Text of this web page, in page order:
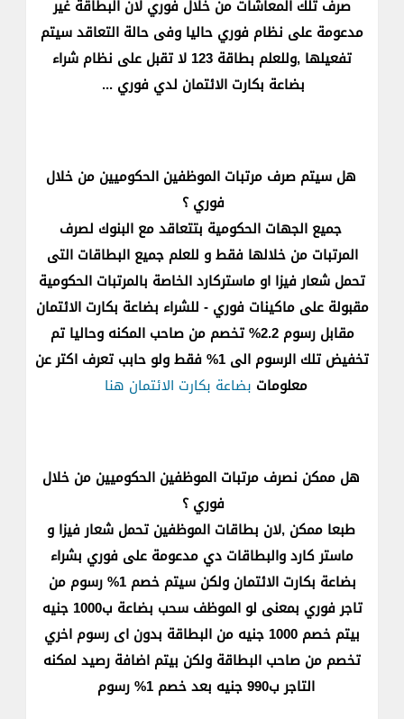
صرف تلك المعاشات من خلال فوري لان البطاقة غير
مدعومة على نظام فوري حاليا وفى حالة التعاقد سيتم
تفعيلها ,وللعلم بطاقة 123 لا تقبل على نظام شراء
بضاعة بكارت الائتمان لدي فوري ...
هل سيتم صرف مرتبات الموظفين الحكوميين من خلال
فوري ؟
جميع الجهات الحكومية بتتعاقد مع البنوك لصرف
المرتبات من خلالها فقط و للعلم جميع البطاقات التى
تحمل شعار فيزا او ماستركارد الخاصة بالمرتبات الحكومية
مقبولة على ماكينات فوري - للشراء بضاعة بكارت الائتمان
مقابل رسوم 2.2% تخصم من صاحب المكنه وحاليا تم
تخفيض تلك الرسوم الى 1% فقط ولو حابب تعرف اكتر عن
معلومات بضاعة بكارت الائتمان هنا
هل ممكن نصرف مرتبات الموظفين الحكوميين من خلال
فوري ؟
طبعا ممكن ,لان بطاقات الموظفين تحمل شعار فيزا و
ماستر كارد والبطاقات دي مدعومة على فوري بشراء
بضاعة بكارت الائتمان ولكن سيتم خصم 1% رسوم من
تاجر فوري بمعنى لو الموظف سحب بضاعة ب1000 جنيه
بيتم خصم 1000 جنيه من البطاقة بدون اى رسوم اخري
تخصم من صاحب البطاقة ولكن بيتم اضافة رصيد لمكنه
التاجر ب990 جنيه بعد خصم 1% رسوم